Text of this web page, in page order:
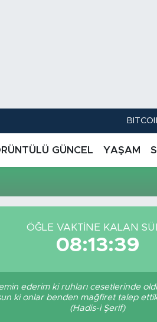
G.ALTIN
GÜNCEL YAŞAM
ÖĞLE VAKTİNE KALAN
08:13:39
ederim ki ruhları cesetlerinde
ki onlar benden mağfiret talep
(Hadis-i Şerif)